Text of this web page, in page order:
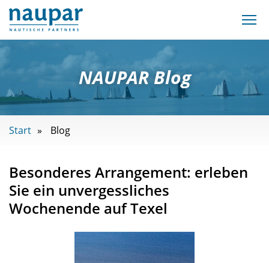
NAUPAR Blog
Start Blog
Besonderes Arrangement: erleben
Sie ein unvergessliches
Wochenende auf Texel